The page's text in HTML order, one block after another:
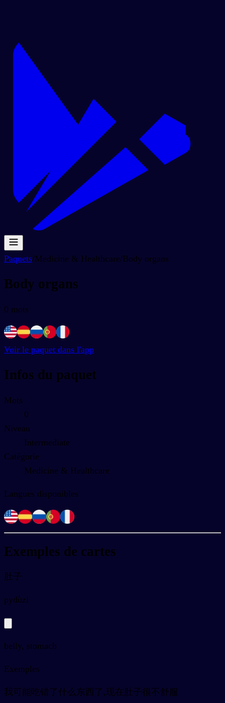
Paquets/Medicine & Healthcare/Body organs
Body organs
0 mots
Voir le paquet dans l'app
Infos du paquet
Mots
0
Niveau
Intermediate
Catégorie
Medicine & Healthcare
Langues disponibles
Exemples de cartes
肚子
pydùzi
belly, stomach
Exemples
我可能吃错了什么东西了,现在肚子很不舒服